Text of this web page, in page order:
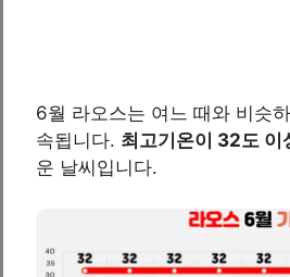
6월 라오스는 여느 때와 비슷
속됩니다. 최고기온이 32도 이
운 날씨입니다.